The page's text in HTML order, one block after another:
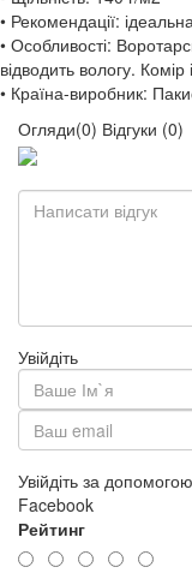
• Рекомендації:
• Особливості:
відводить вологу.
• Країна-виробник:
Огляди(0) Відгуки (0)
Увійдіть
Увійдіть за
Facebook
Рейтинг